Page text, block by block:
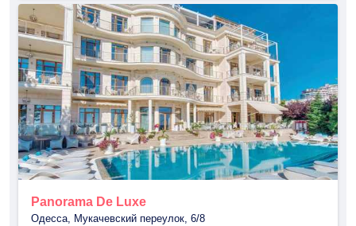
Panorama De Luxe
Одесса, Мукачевский переулок, 6/8